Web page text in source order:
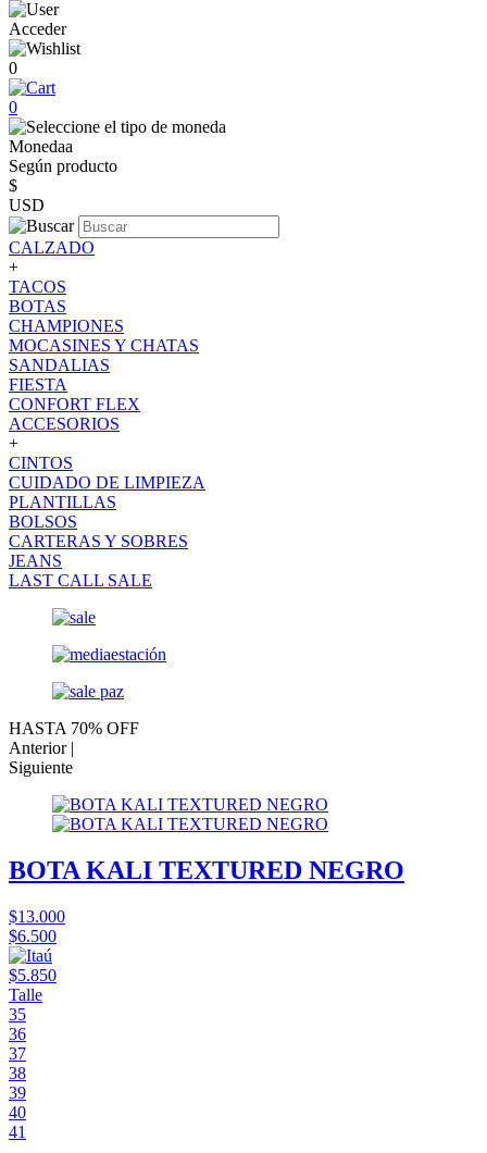
Acceder
0
0
Monedaa
Según producto
$
USD
CALZADO
+
TACOS
BOTAS
CHAMPIONES
MOCASINES Y CHATAS
SANDALIAS
FIESTA
CONFORT FLEX
ACCESORIOS
+
CINTOS
CUIDADO DE LIMPIEZA
PLANTILLAS
BOLSOS
CARTERAS Y SOBRES
JEANS
LAST CALL SALE
HASTA 70% OFF
Anterior |
Siguiente
BOTA KALI TEXTURED NEGRO
$13.000
$6.500
$5.850
Talle
35
36
37
38
39
40
41